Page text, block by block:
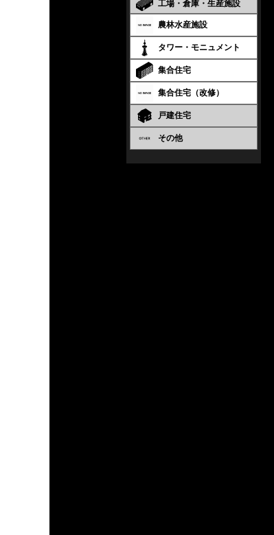
工場・倉庫・生産施設
農林水産施設
タワー・モニュメント
集合住宅
集合住宅（改修）
戸建住宅
その他